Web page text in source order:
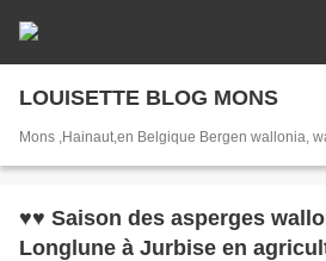
LOUISETTE BLOG MONS
♥♥ Saison des asperges
Longlune à